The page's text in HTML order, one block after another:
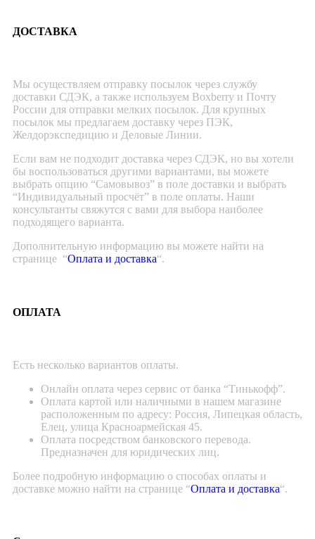
ДОСТАВКА
Мы осуществляем отправку посылок через службу
доставки СДЭК, а также используем Boxberry и Почту
России для отправки мелких посылок. Для крупных
посылок мы предлагаем доставку через ПЭК,
Желдорэкспедицию и Деловые Линии.
Если вам не подходит доставка через СДЭК, но вы хотели
бы воспользоваться другими вариантами, вы можете
выбрать опцию “Самовывоз” в поле доставки и выбрать
“Индивидуальный просчёт” в поле оплаты. Наши
консультанты свяжутся с вами для выбора наиболее
подходящего варианта.
Дополнительную информацию вы можете найти на
странице “Оплата и доставка“.
ОПЛАТА
Есть несколько вариантов оплаты.
Онлайн оплата через сервис от банка “Тинькофф”.
Оплата картой или наличными в нашем магазине
расположенным по адресу: Россия, Липецкая область,
Елец, улица Красноармейская 45.
Оплата посредством банковского перевода.
Предназначен для юридических лиц.
Более подробную информацию о способах оплаты и
доставке можно найти на странице “Оплата и доставка“.